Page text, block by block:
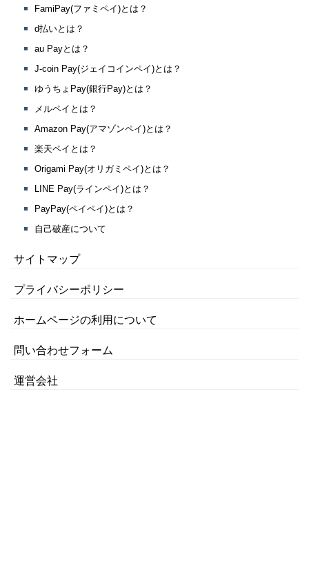
FamiPay(ファミペイ)とは？
d払いとは？
au Payとは？
J-coin Pay(ジェイコインペイ)とは？
ゆうちょPay(銀行Pay)とは？
メルペイとは？
Amazon Pay(アマゾンペイ)とは？
楽天ペイとは？
Origami Pay(オリガミペイ)とは？
LINE Pay(ラインペイ)とは？
PayPay(ペイペイ)とは？
自己破産について
サイトマップ
プライバシーポリシー
ホームページの利用について
問い合わせフォーム
運営会社